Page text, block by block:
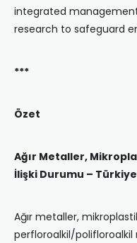
integrated
research to safeguard
***
Özet
Ağır Metaller,
İlişki Durumu –
Ağır metaller,
perfloroalkil/polifloroalkil